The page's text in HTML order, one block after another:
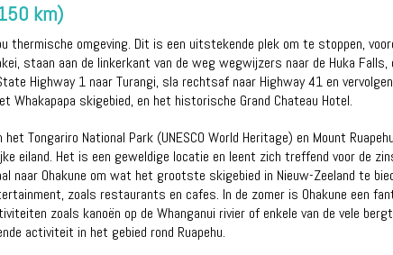
km)
thermische omgeving. Dit is een uitstekende plek om te stoppen,
staan aan de linkerkant van de weg wegwijzers naar de Huka
Highway 1 naar Turangi, sla rechtsaf naar Highway 41 en
Whakapapa skigebied, en het historische Grand Chateau Hotel.
Tongariro National Park (UNESCO World Heritage) en Mount
eiland. Het is een geweldige locatie en leent zich treffend voor de
naar Ohakune om wat het grootste skigebied in Nieuw-Zeeland te
zoals restaurants en cafes. In de zomer is Ohakune een
zoals kanoën op de Whanganui rivier of enkele van de vele
activiteit in het gebied rond Ruapehu.